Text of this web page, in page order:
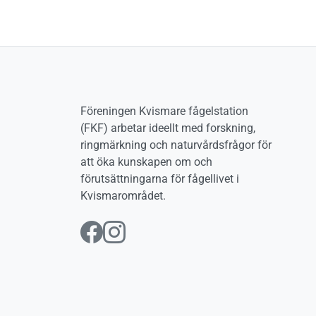
Föreningen Kvismare fågelstation
(FKF) arbetar ideellt med forskning,
ringmärkning och naturvårdsfrågor för
att öka kunskapen om och
förutsättningarna för fågellivet i
Kvismarområdet.
Följ oss på Facebook
Följ oss på